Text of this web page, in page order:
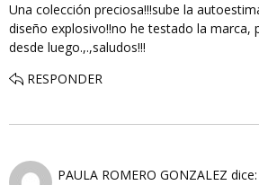
Una colección preciosa!!!sube la
diseño explosivo!!no he testado la marca,
desde luego.,.,saludos!!!
RESPONDER
PAULA ROMERO GONZALEZ dice: